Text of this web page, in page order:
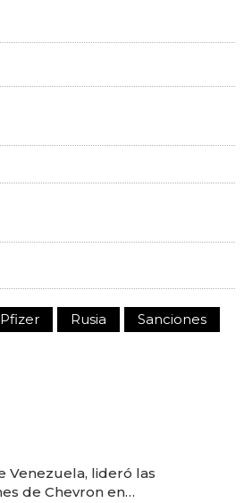
Pfizer Rusia
Sanciones
Venezuela, lideró las
de Chevron en